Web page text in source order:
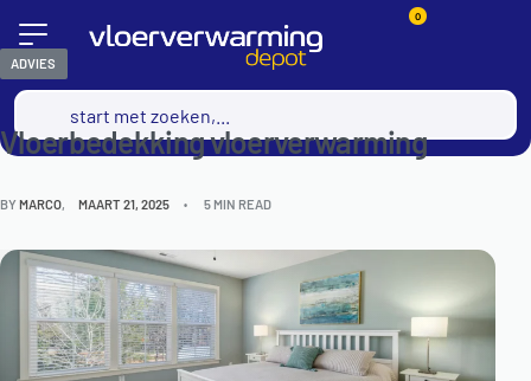
0
ADVIES
Vloerbedekking vloerverwarming
BYMARCO MAART 21, 2025 5 MIN READ